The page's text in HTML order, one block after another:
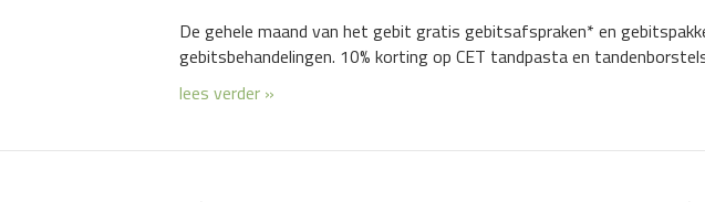
De gehele maand van het gebit gratis gebitsafspraken* en
gebitsbehandelingen. 10% korting op CET tandpasta en
lees verder »